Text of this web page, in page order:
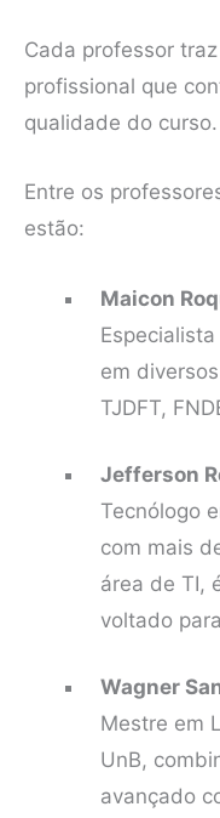
Cada professor
profissional que
qualidade do curso.
Entre os
estão:
Maicon
em
TJDFT,
Jefferson
Tecnólogo
com mais
área de TI,
voltado
Wagner
Mestre em
UnB,
avançado